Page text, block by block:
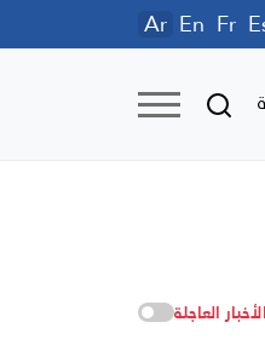
Ar En Fr
الأخبار العاجلة